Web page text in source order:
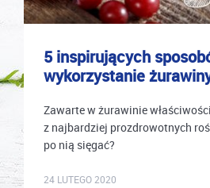
5 inspirujących
wykorzystanie
Zawarte w żurawinie
z najbardziej prozdrowotnych
po nią sięgać?
24 LUTEGO 2020